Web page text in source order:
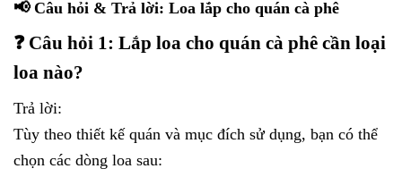
📢 Câu hỏi & Trả lời: Loa lắp cho quán cà phê
❓ Câu hỏi 1: Lắp loa cho quán cà phê cần loại
loa nào?
Trả lời:
Tùy theo thiết kế quán và mục đích sử dụng, bạn có thể
chọn các dòng loa sau: